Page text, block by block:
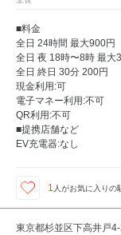
■料金
全日 24時間 最大900円
全日 夜 18時〜8時 最大
全日 終日 30分 200円
現金利用:可
電子マネー利用:不可
QR利用:不可
■提携店舗など
EV充電器:なし
1 人がお気に入りの
東京都杉並区下高井戸